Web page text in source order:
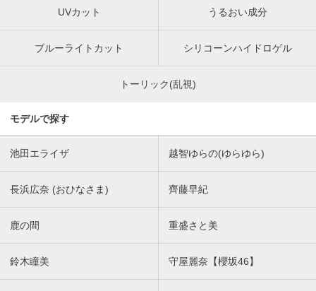
UVカット うるおい成分
ブルーライトカット シリコーンハイドロゲル
トーリック(乱視)
モデルで探す
池田エライザ 越智ゆらの(ゆらゆら)
長浜広奈 (おひなさま) 齊藤早紀
鹿の間 重盛さと美
鈴木瞳美 守屋麗奈【櫻坂46】